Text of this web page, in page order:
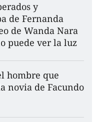
y
de Fernanda
de Wanda Nara
puede ver la luz
hombre que
novia de Facundo